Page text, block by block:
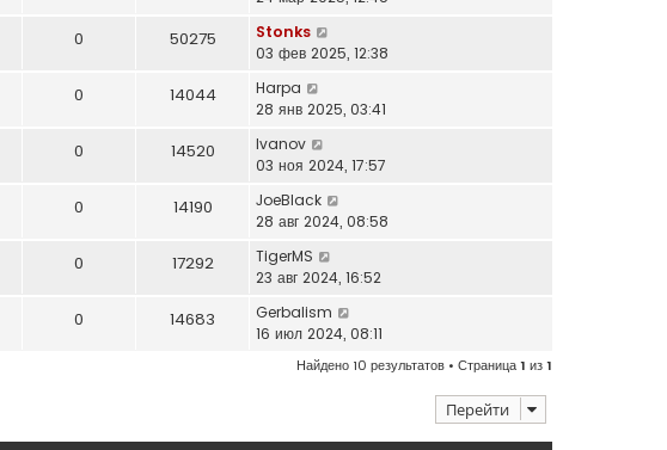
0 50275
Stonks
03 фев 2025, 12:38
0 14044
Harpa
28 янв 2025, 03:41
0 14520
Ivanov
03 ноя 2024, 17:57
0 14190
JoeBlack
28 авг 2024, 08:58
0 17292
TigerMS
23 авг 2024, 16:52
0 14683
Gerbalism
16 июл 2024, 08:11
Найдено 10 результатов • Страница1 из1
Перейти